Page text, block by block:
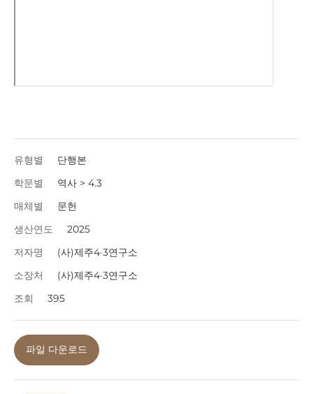
유형별
단행본
학문별
역사 > 4.3
매체별
문헌
생산연도
2025
저자명
(사)제주4·3연구소
소장처
(사)제주4·3연구소
조회
395
파일 다운로드